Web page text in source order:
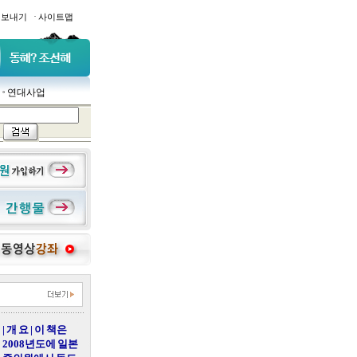
내기 · 사이트맵
연대사업
| 개 요 | 이 책은
2008년도에 일본